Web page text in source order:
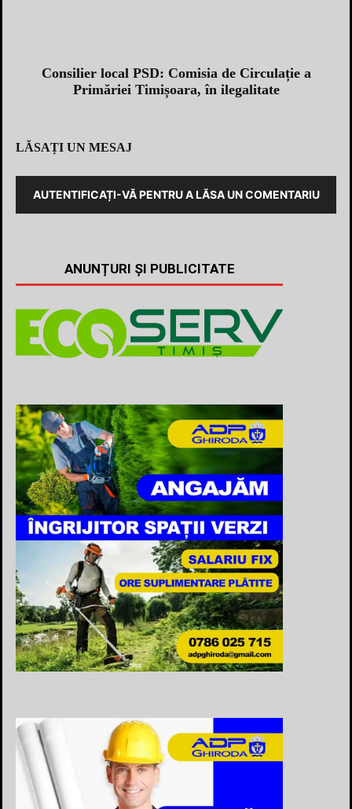
Consilier local PSD: Comisia de Circulație a
Primăriei Timișoara, în ilegalitate
LĂSAȚI UN MESAJ
AUTENTIFICAȚI-VĂ PENTRU A LĂSA UN COMENTARIU
ANUNȚURI ȘI PUBLICITATE